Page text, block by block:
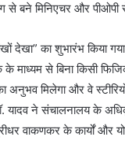
बने मिनिएचर और पीओपी से
देखा” का शुभारंभ किया
माध्यम से बिना किसी
मिलेगा और वे
यादव ने संचालनालय के
वाकणकर के कार्यों और